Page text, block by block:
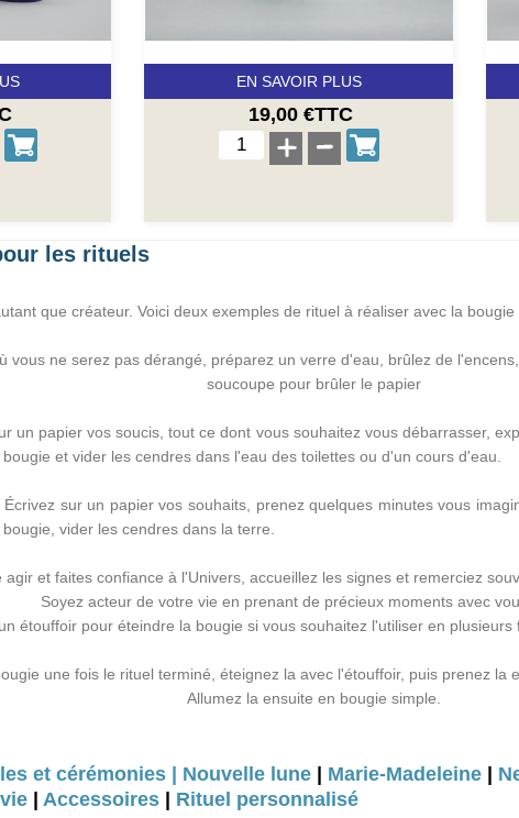
EN SAVOIR PLUS
19,00 €TTC
les rituels
que créateur. Voici deux exemples de rituel à réaliser avec la
vous ne serez pas dérangé, préparez un verre d'eau, brûlez de
soucoupe pour brûler le papier
un papier vos soucis, tout ce dont vous souhaitez vous débarrasser,
et vider les cendres dans l'eau des toilettes ou d'un cours d'eau.
sur un papier vos souhaits, prenez quelques minutes vous
vider les cendres dans la terre.
agir et faites confiance à l'Univers, accueillez les signes et remerciez
Soyez acteur de votre vie en prenant de précieux moments avec
étouffoir pour éteindre la bougie si vous souhaitez l'utiliser en plusieurs
une fois le rituel terminé, éteignez la avec l'étouffoir, puis prenez la
Allumez la ensuite en bougie simple.
et cérémonies | Nouvelle lune| Marie-Madeleine|
Accessoires| Rituel personnalisé